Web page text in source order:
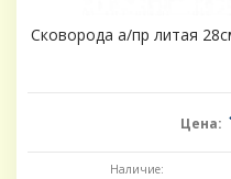
Сковорода а/пр литая
Цена:
Наличие: